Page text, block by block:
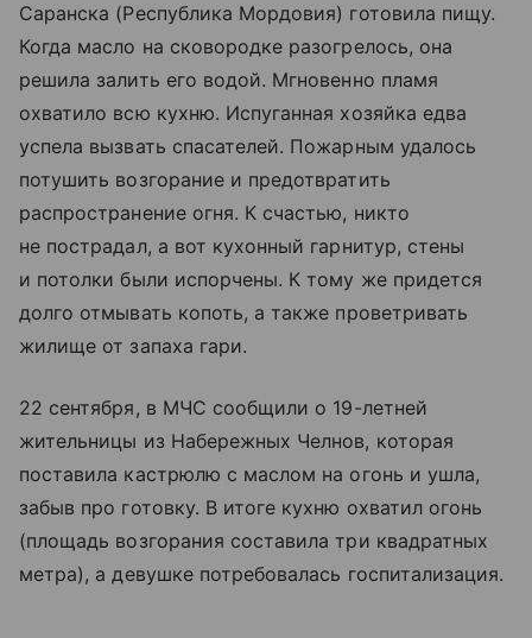
Саранска (Республика Мордовия) готовила пищу.
Когда масло на сковородке разогрелось, она
решила залить его водой. Мгновенно пламя
охватило всю кухню. Испуганная хозяйка едва
успела вызвать спасателей. Пожарным удалось
потушить возгорание и предотвратить
распространение огня. К счастью, никто
не пострадал, а вот кухонный гарнитур, стены
и потолки были испорчены. К тому же придется
долго отмывать копоть, а также проветривать
жилище от запаха гари.
22 сентября, в МЧС сообщили о 19-летней
жительницы из Набережных Челнов, которая
поставила кастрюлю с маслом на огонь и ушла,
забыв про готовку. В итоге кухню охватил огонь
(площадь возгорания составила три квадратных
метра), а девушке потребовалась госпитализация.